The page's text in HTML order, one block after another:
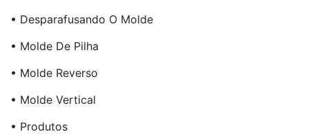
• Desparafusando O Molde
• Molde De Pilha
• Molde Reverso
• Molde Vertical
• Produtos